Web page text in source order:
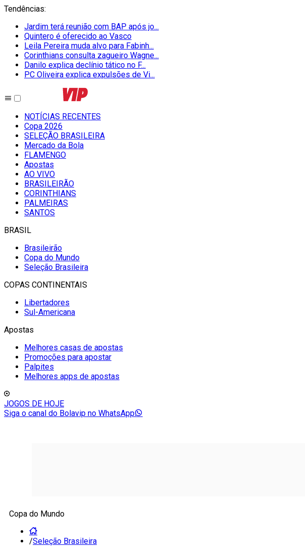
Tendências:
Jardim terá reunião com BAP após jo...
Quintero é oferecido ao Vasco
Leila Pereira muda alvo para Fabinh...
Corinthians consulta zagueiro Wagne...
Danilo explica declínio tático no F...
PC Oliveira explica expulsões de Vi...
NOTÍCIAS RECENTES
Copa 2026
SELEÇÃO BRASILEIRA
Mercado da Bola
FLAMENGO
Apostas
AO VIVO
BRASILEIRÃO
CORINTHIANS
PALMEIRAS
SANTOS
BRASIL
Brasileirão
Copa do Mundo
Seleção Brasileira
COPAS CONTINENTAIS
Libertadores
Sul-Americana
Apostas
Melhores casas de apostas
Promoções para apostar
Palpites
Melhores apps de apostas
JOGOS DE HOJE
Siga o canal do Bolavip no WhatsApp
Copa do Mundo
/Seleção Brasileira